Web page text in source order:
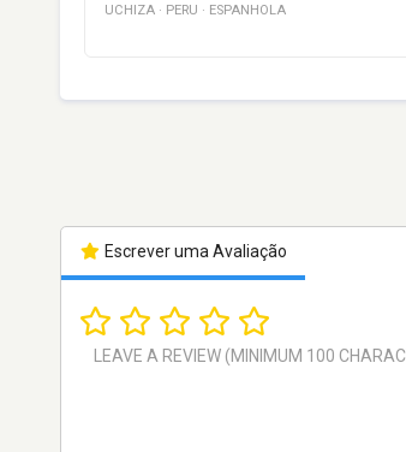
UCHIZA · PERU · ESPANHOLA
Escrever uma Avaliação